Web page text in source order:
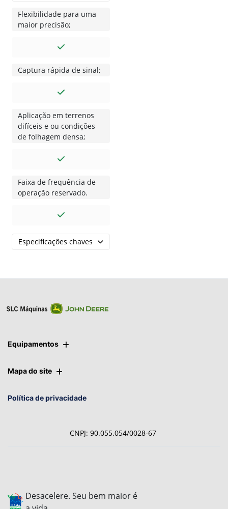
Flexibilidade para uma
maior precisão;
Captura rápida de sinal;
Aplicação em terrenos
difíceis e ou condições
de folhagem densa;
Faixa de frequência de
operação reservado.
Especificações chaves
Equipamentos
Mapa do site
Política de privacidade
CNPJ: 90.055.054/0028-67
Desacelere. Seu bem maior é